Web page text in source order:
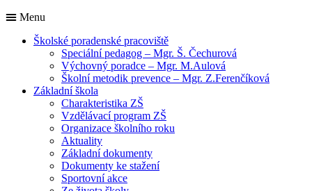
Menu
Školské poradenské pracoviště
Speciální pedagog – Mgr. Š. Čechurová
Výchovný poradce – Mgr. M.Aulová
Školní metodik prevence – Mgr. Z.Ferenčíková
Základní škola
Charakteristika ZŠ
Vzdělávací program ZŠ
Organizace školního roku
Aktuality
Základní dokumenty
Dokumenty ke stažení
Sportovní akce